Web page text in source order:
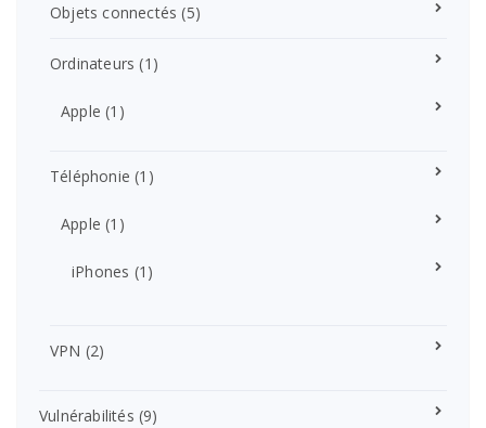
Objets connectés (5)
Ordinateurs (1)
Apple (1)
Téléphonie (1)
Apple (1)
iPhones (1)
VPN (2)
Vulnérabilités (9)